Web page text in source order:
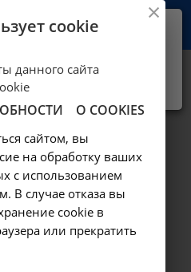
в
исследования —
-Иркутск?
Нет, выбрать другой
cookie
данного сайта
О COOKIES
сайтом, вы
на обработку ваших
с использованием
В случае отказа вы
cookie в
или прекратить